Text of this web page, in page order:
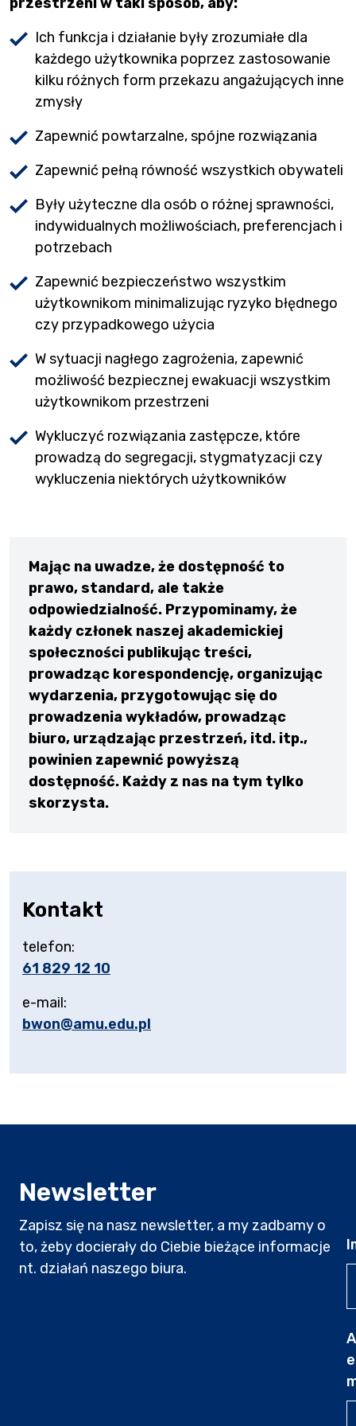
Ich funkcja i działanie były zrozumiałe dla
każdego użytkownika poprzez zastosowanie
kilku różnych form przekazu angażujących inne
zmysły
Zapewnić powtarzalne, spójne rozwiązania
Zapewnić pełną równość wszystkich obywateli
Były użyteczne dla osób o różnej sprawności,
indywidualnych możliwościach, preferencjach i
potrzebach
Zapewnić bezpieczeństwo wszystkim
użytkownikom minimalizując ryzyko błędnego
czy przypadkowego użycia
W sytuacji nagłego zagrożenia, zapewnić
możliwość bezpiecznej ewakuacji wszystkim
użytkownikom przestrzeni
Wykluczyć rozwiązania zastępcze, które
prowadzą do segregacji, stygmatyzacji czy
wykluczenia niektórych użytkowników
Mając na uwadze, że dostępność to
prawo, standard, ale także
odpowiedzialność. Przypominamy, że
każdy członek naszej akademickiej
społeczności publikując treści,
prowadząc korespondencję, organizując
wydarzenia, przygotowując się do
prowadzenia wykładów, prowadząc
biuro, urządzając przestrzeń, itd. itp.,
powinien zapewnić powyższą
dostępność. Każdy z nas na tym tylko
skorzysta.
Kontakt
telefon:
61 829 12 10
e-mail:
bwon@amu.edu.pl
Newsletter
Zapisz się na nasz newsletter, a my zadbamy o
to, żeby docierały do Ciebie bieżące informacje
nt. działań naszego biura.